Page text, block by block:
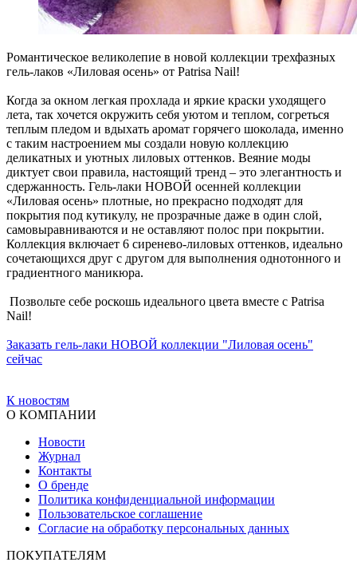
Романтическое великолепие в новой коллекции трехфазных
гель-лаков «Лиловая осень» от Patrisa Nail!
Когда за окном легкая прохлада и яркие краски уходящего
лета, так хочется окружить себя уютом и теплом, согреться
теплым пледом и вдыхать аромат горячего шоколада, именно
с таким настроением мы создали новую коллекцию
деликатных и уютных лиловых оттенков. Веяние моды
диктует свои правила, настоящий тренд – это элегантность и
сдержанность. Гель-лаки НОВОЙ осенней коллекции
«Лиловая осень» плотные, но прекрасно подходят для
покрытия под кутикулу, не прозрачные даже в один слой,
самовыравниваются и не оставляют полос при покрытии.
Коллекция включает 6 сиренево-лиловых оттенков, идеально
сочетающихся друг с другом для выполнения однотонного и
градиентного маникюра.
Позвольте себе роскошь идеального цвета вместе с Patrisa
Nail!
Заказать гель-лаки НОВОЙ коллекции "Лиловая осень"
сейчас
К новостям
О КОМПАНИИ
Новости
Журнал
Контакты
О бренде
Политика конфиденциальной информации
Пользовательское соглашение
Согласие на обработку персональных данных
ПОКУПАТЕЛЯМ